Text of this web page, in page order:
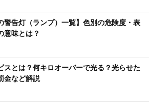
警告灯（ランプ）一覧】色別の危険度・表
意味とは？
スとは？何キロオーバーで光る？光らせた
金など解説